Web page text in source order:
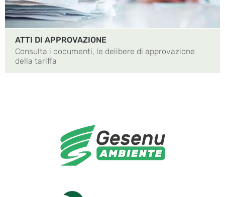
ATTI DI APPROVAZIONE
Consulta i documenti, le delibere di approvazione
della tariffa